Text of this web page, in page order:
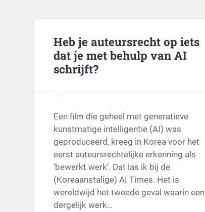
Heb je auteursrecht op iets
dat je met behulp van AI
schrijft?
Een film die geheel met generatieve
kunstmatige intelligentie (AI) was
geproduceerd, kreeg in Korea voor het
eerst auteursrechtelijke erkenning als
‘bewerkt werk’. Dat las ik bij de
(Koreaanstalige) AI Times. Het is
wereldwijd het tweede geval waarin een
dergelijk werk…